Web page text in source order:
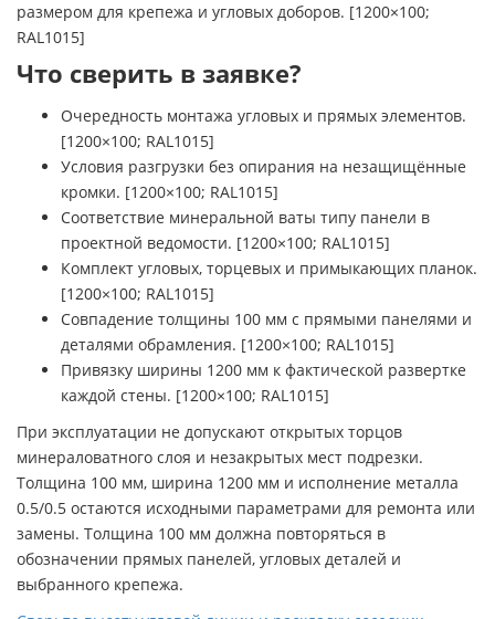
размером для крепежа и угловых доборов. [1200×100;
RAL1015]
Что сверить в заявке?
Очередность монтажа угловых и прямых элементов.
[1200×100; RAL1015]
Условия разгрузки без опирания на незащищённые
кромки. [1200×100; RAL1015]
Соответствие минеральной ваты типу панели в
проектной ведомости. [1200×100; RAL1015]
Комплект угловых, торцевых и примыкающих планок.
[1200×100; RAL1015]
Совпадение толщины 100 мм с прямыми панелями и
деталями обрамления. [1200×100; RAL1015]
Привязку ширины 1200 мм к фактической развертке
каждой стены. [1200×100; RAL1015]
При эксплуатации не допускают открытых торцов
минераловатного слоя и незакрытых мест подрезки.
Толщина 100 мм, ширина 1200 мм и исполнение металла
0.5/0.5 остаются исходными параметрами для ремонта или
замены. Толщина 100 мм должна повторяться в
обозначении прямых панелей, угловых деталей и
выбранного крепежа.